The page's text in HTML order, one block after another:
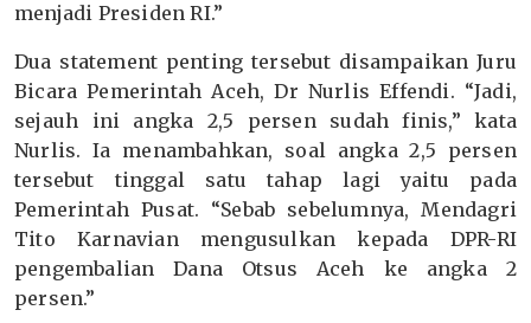
menjadi Presiden RI.”
Dua statement penting tersebut disampaikan Juru
Bicara Pemerintah Aceh, Dr Nurlis Effendi. “Jadi,
sejauh ini angka 2,5 persen sudah finis,” kata
Nurlis. Ia menambahkan, soal angka 2,5 persen
tersebut tinggal satu tahap lagi yaitu pada
Pemerintah Pusat. “Sebab sebelumnya, Mendagri
Tito Karnavian mengusulkan kepada DPR-RI
pengembalian Dana Otsus Aceh ke angka 2
persen.”